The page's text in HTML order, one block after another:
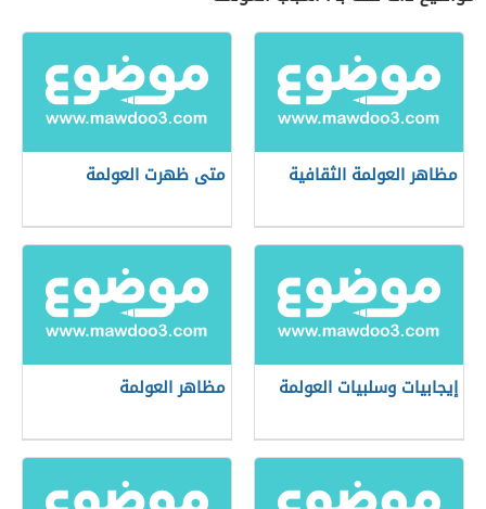
مظاهر العولمة الثقافية متى ظهرت العولمة
إيجابيات وسلبيات العولمة مظاهر العولمة